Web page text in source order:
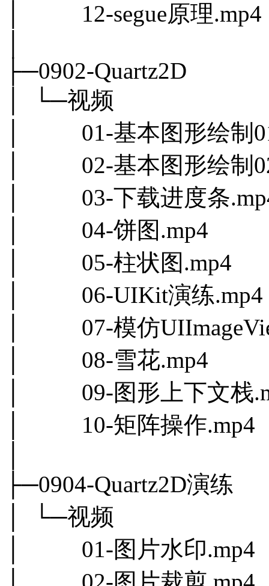
│ 12-segue原理.mp4
├─0902-Quartz2D
│ └─视频
│ 01-基本图形绘制
│ 02-基本图形绘制
│ 03-下载进度条
│ 04-饼图.mp4
│ 05-柱状图.mp4
│ 06-UIKit演练.mp4
│ 07-模仿
│ 08-雪花.mp4
│ 09-图形上下文栈
│ 10-矩阵操作.mp4
├─0904-Quartz2D演练
│ └─视频
│ 01-图片水印.mp4